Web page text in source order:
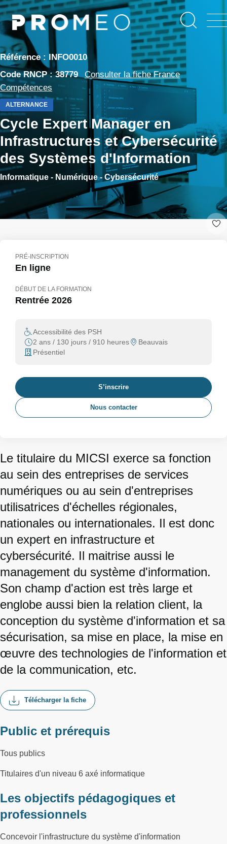
Aller
au
contenu
principal
Référence : INFO0010
Code RNCP : 38779 Consulter la fiche France
Compétences
ALTERNANCE
Cycle Expert Manager en
Infrastructures et Cybersécurité
des Systèmes d'Information
Informatique - Numérique - Cybersécurité
Le titulaire du MICSI exerce sa fonction
au sein des entreprises de services
numériques ou au sein d'entreprises
utilisatrices d'échelles régionales,
nationales ou internationales. Il est donc
un expert en infrastructure et
cybersécurité. Il maitrise aussi le
management du système d'information.
Son champ d'action est très large et
englobe aussi bien la relation client, la
conception du système d'information et sa
sécurisation, sa mise en place, la mise en
œuvre des technologies de l'information et
de la communication, etc.
Télécharger la fiche
Public et prérequis
Tous publics
Titulaires d'un niveau 6 axé informatique
Les objectifs pédagogiques et
professionnels
Concevoir l'infrastructure du système d'information
PRÉ-INSCRIPTION
En ligne
DÉBUT DE LA FORMATION
Rentrée 2026
Accessibilité des PSH
2 ans / 130 jours / 910 heures
Beauvais
Présentiel
S’inscrire
Nous contacter
Panneau de gestion des cookies